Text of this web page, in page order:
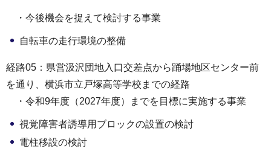
・今後機会を捉えて検討する事業
自転車の走行環境の整備
経路05：県営汲沢団地入口交差点から踊場地区センター前
を通り、横浜市立戸塚高等学校までの経路
・令和9年度（2027年度）までを目標に実施する事業
視覚障害者誘導用ブロックの設置の検討
電柱移設の検討